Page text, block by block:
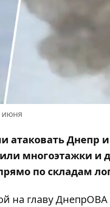
июня
атаковать Днепр
многоэтажки и
по складам
на главу ДнепрОВА